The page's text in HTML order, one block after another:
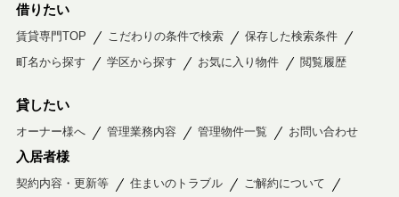
借りたい
賃貸専門TOP こだわりの条件で検索
保存した検索条件
町名から探す
学区から探す お気に入り物件 閲覧履歴
貸したい
オーナー様へ 管理業務内容 管理物件一覧 お問い合わせ
入居者様
契約内容・更新等 住まいのトラブル
ご解約について